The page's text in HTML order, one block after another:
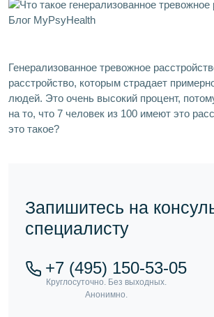
Генерализованное тревожное
расстройство, которым страдает
людей. Это очень высокий процент,
на то, что 7 человек из 100 имеют это
это такое?
Запишитесь на
специалисту
+7 (495) 150-53-05